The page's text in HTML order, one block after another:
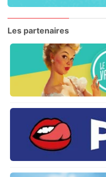
Les partenaires